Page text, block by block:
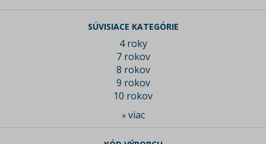
SÚVISIACE KATEGÓRIE
4 roky
7 rokov
8 rokov
9 rokov
10 rokov
» viac